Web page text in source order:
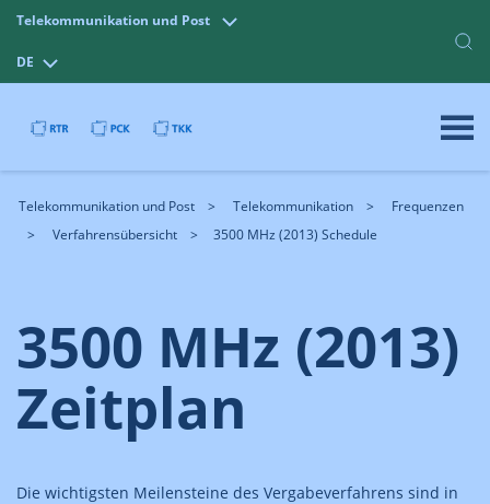
Telekommunikation und Post
DE
Telekommunikation und Post Telekommunikation
Frequenzen
Verfahrensübersicht
3500 MHz (2013) Schedule
3500 MHz (2013)
Zeitplan
Die wichtigsten Meilensteine des Vergabeverfahrens sind in